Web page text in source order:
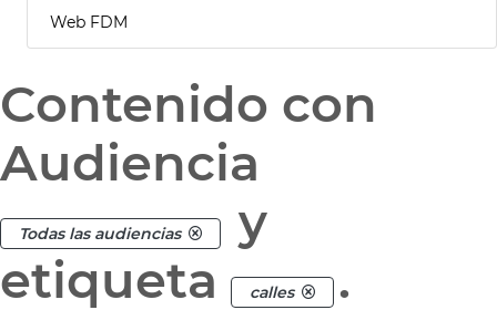
Web FDM
Contenido con
Audiencia
Todas las audiencias
y
etiqueta
calles .